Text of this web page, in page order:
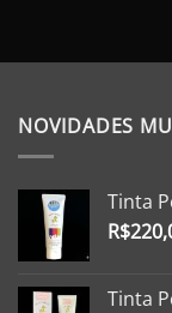
NOVIDADES
Tinta
R$
Tinta